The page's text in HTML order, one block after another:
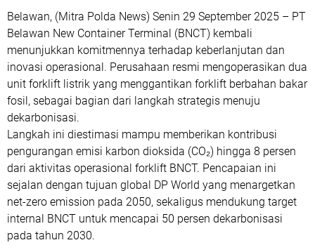
Belawan, (Mitra Polda News) Senin 29 September 2025 – PT
Belawan New Container Terminal (BNCT) kembali
menunjukkan komitmennya terhadap keberlanjutan dan
inovasi operasional. Perusahaan resmi mengoperasikan dua
unit forklift listrik yang menggantikan forklift berbahan bakar
fosil, sebagai bagian dari langkah strategis menuju
dekarbonisasi.
Langkah ini diestimasi mampu memberikan kontribusi
pengurangan emisi karbon dioksida (CO₂) hingga 8 persen
dari aktivitas operasional forklift BNCT. Pencapaian ini
sejalan dengan tujuan global DP World yang menargetkan
net-zero emission pada 2050, sekaligus mendukung target
internal BNCT untuk mencapai 50 persen dekarbonisasi
pada tahun 2030.